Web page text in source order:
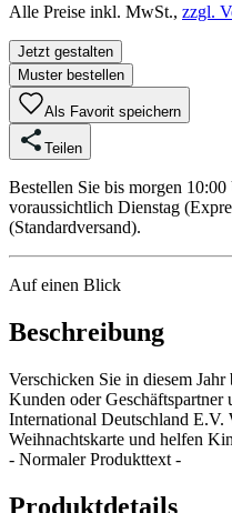
Alle Preise inkl. MwSt., zzgl.
Jetzt gestalten
Muster bestellen
Als Favorit speichern
Teilen
Bestellen Sie bis morgen
voraussichtlich Dienstag
(Standardversand).
Auf einen Blick
Beschreibung
Verschicken Sie in diesem
Kunden oder Geschäftspartner
International Deutschland
Weihnachtskarte und helfen
- Normaler Produkttext -
Produktdetails